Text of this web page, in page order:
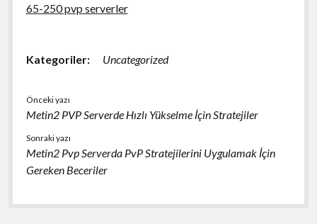
65-250 pvp serverler
Kategoriler: Uncategorized
Önceki yazı
Metin2 PVP Serverde Hızlı Yükselme İçin Stratejiler
Sonraki yazı
Metin2 Pvp Serverda PvP Stratejilerini Uygulamak İçin
Gereken Beceriler